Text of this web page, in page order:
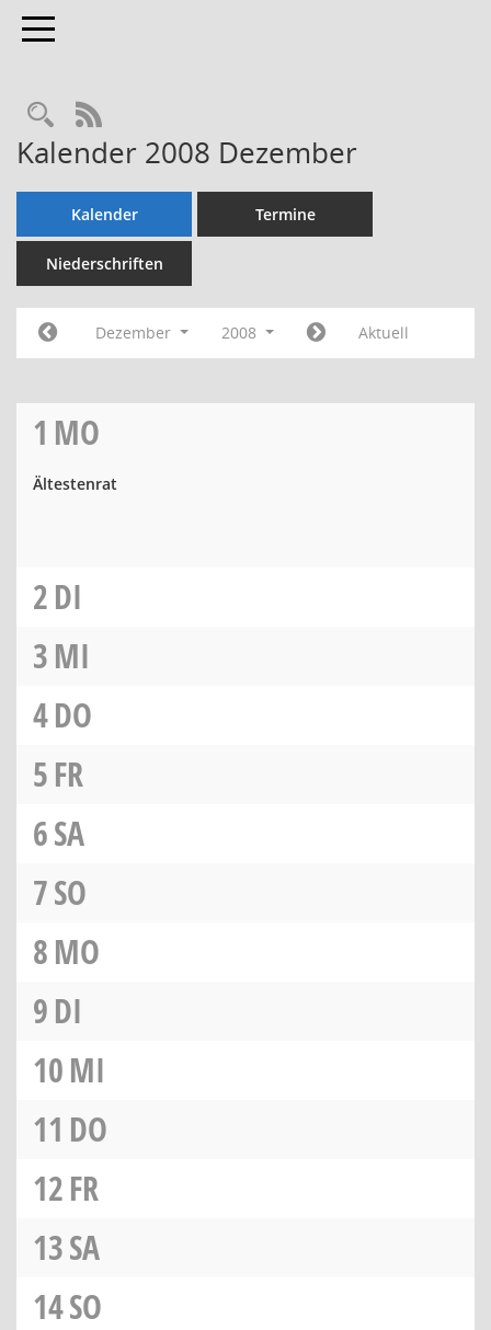
Toggle navigation
Rechercheauswahl
RSS-Feed
Kalender 2008 Dezember
Kalender Termine
Niederschriften
Dezember 2008 Aktuell
1 MO
Ältestenrat
2DI
3MI
4DO
5FR
6SA
7SO
8MO
9DI
10MI
11 DO
12FR
13SA
14SO